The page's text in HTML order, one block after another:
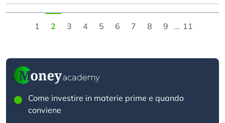
1 2 3 4 5 6 7 8 9 ... 11
Come investire in materie prime e quando
conviene